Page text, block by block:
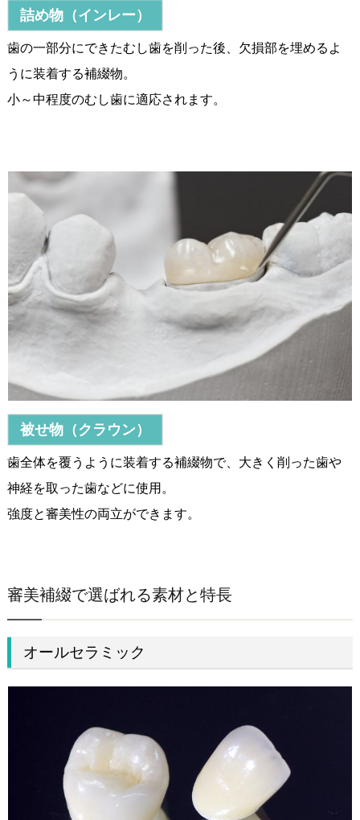
詰め物（インレー）
歯の一部分にできたむし歯を削った後、欠損部を埋めるよ
うに装着する補綴物。
小～中程度のむし歯に適応されます。
被せ物（クラウン）
歯全体を覆うように装着する補綴物で、大きく削った歯や
神経を取った歯などに使用。
強度と審美性の両立ができます。
審美補綴で選ばれる素材と特長
オールセラミック